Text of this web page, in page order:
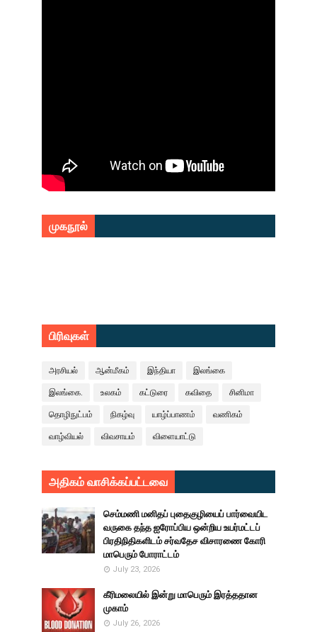
முகநூல்
பிரிவுகள்
அரசியல் ஆன்மீகம் இந்தியா இலங்கை
இலங்கை. உலகம் கட்டுரை கவிதை சினிமா
தொழிநுட்பம் நிகழ்வு யாழ்ப்பாணம் வணிகம்
வாழ்வியல் விவசாயம் விளையாட்டு
அதிகம் வாசிக்கப்பட்டவை
செம்மணி மனிதப் புதைகுழியைப் பார்வையிட
வருகை தந்த ஐரோப்பிய ஒன்றிய உயர்மட்டப்
பிரதிநிதிகளிடம் சர்வதேச விசாரணை கோரி
மாபெரும் போராட்டம்
July 23, 2026
கீரிமலையில் இன்று மாபெரும் இரத்ததான
முகாம்
July 26, 2026